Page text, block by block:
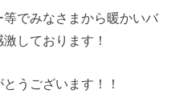
でみなさまから暖かいバ
しております！
うございます！！